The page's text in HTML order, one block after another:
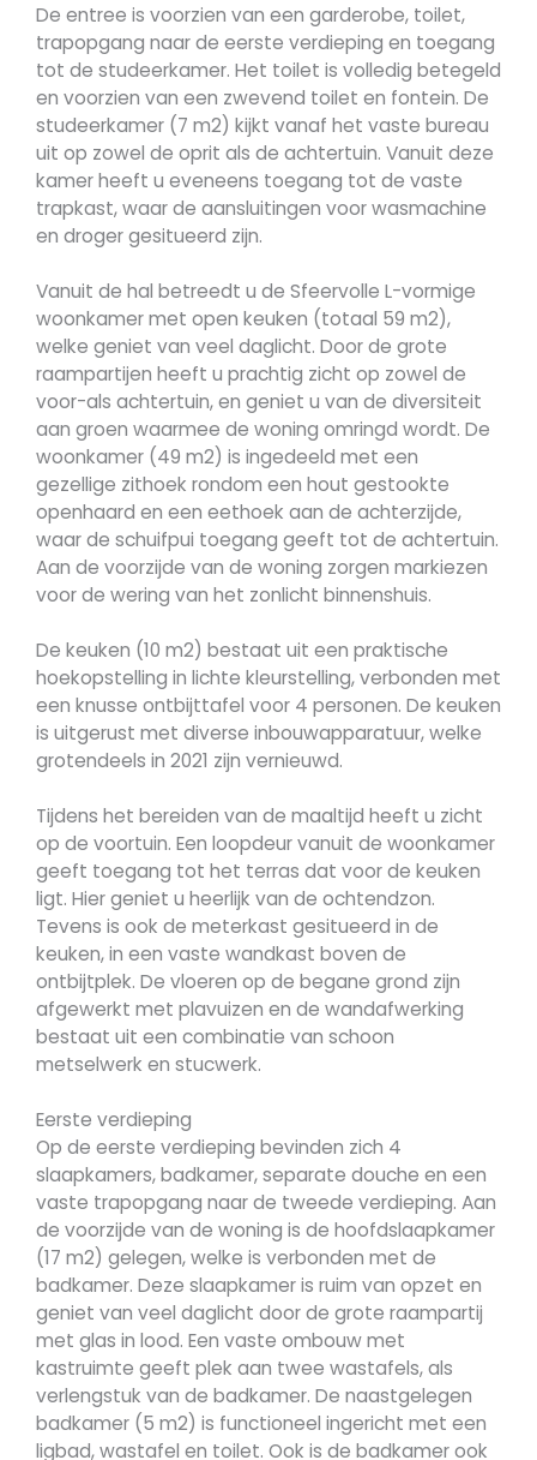
De entree is voorzien van een garderobe, toilet,
trapopgang naar de eerste verdieping en toegang
tot de studeerkamer. Het toilet is volledig betegeld
en voorzien van een zwevend toilet en fontein. De
studeerkamer (7 m2) kijkt vanaf het vaste bureau
uit op zowel de oprit als de achtertuin. Vanuit deze
kamer heeft u eveneens toegang tot de vaste
trapkast, waar de aansluitingen voor wasmachine
en droger gesitueerd zijn.
Vanuit de hal betreedt u de Sfeervolle L-vormige
woonkamer met open keuken (totaal 59 m2),
welke geniet van veel daglicht. Door de grote
raampartijen heeft u prachtig zicht op zowel de
voor-als achtertuin, en geniet u van de diversiteit
aan groen waarmee de woning omringd wordt. De
woonkamer (49 m2) is ingedeeld met een
gezellige zithoek rondom een hout gestookte
openhaard en een eethoek aan de achterzijde,
waar de schuifpui toegang geeft tot de achtertuin.
Aan de voorzijde van de woning zorgen markiezen
voor de wering van het zonlicht binnenshuis.
De keuken (10 m2) bestaat uit een praktische
hoekopstelling in lichte kleurstelling, verbonden met
een knusse ontbijttafel voor 4 personen. De keuken
is uitgerust met diverse inbouwapparatuur, welke
grotendeels in 2021 zijn vernieuwd.
Tijdens het bereiden van de maaltijd heeft u zicht
op de voortuin. Een loopdeur vanuit de woonkamer
geeft toegang tot het terras dat voor de keuken
ligt. Hier geniet u heerlijk van de ochtendzon.
Tevens is ook de meterkast gesitueerd in de
keuken, in een vaste wandkast boven de
ontbijtplek. De vloeren op de begane grond zijn
afgewerkt met plavuizen en de wandafwerking
bestaat uit een combinatie van schoon
metselwerk en stucwerk.
Eerste verdieping
Op de eerste verdieping bevinden zich 4
slaapkamers, badkamer, separate douche en een
vaste trapopgang naar de tweede verdieping. Aan
de voorzijde van de woning is de hoofdslaapkamer
(17 m2) gelegen, welke is verbonden met de
badkamer. Deze slaapkamer is ruim van opzet en
geniet van veel daglicht door de grote raampartij
met glas in lood. Een vaste ombouw met
kastruimte geeft plek aan twee wastafels, als
verlengstuk van de badkamer. De naastgelegen
badkamer (5 m2) is functioneel ingericht met een
ligbad, wastafel en toilet. Ook is de badkamer ook